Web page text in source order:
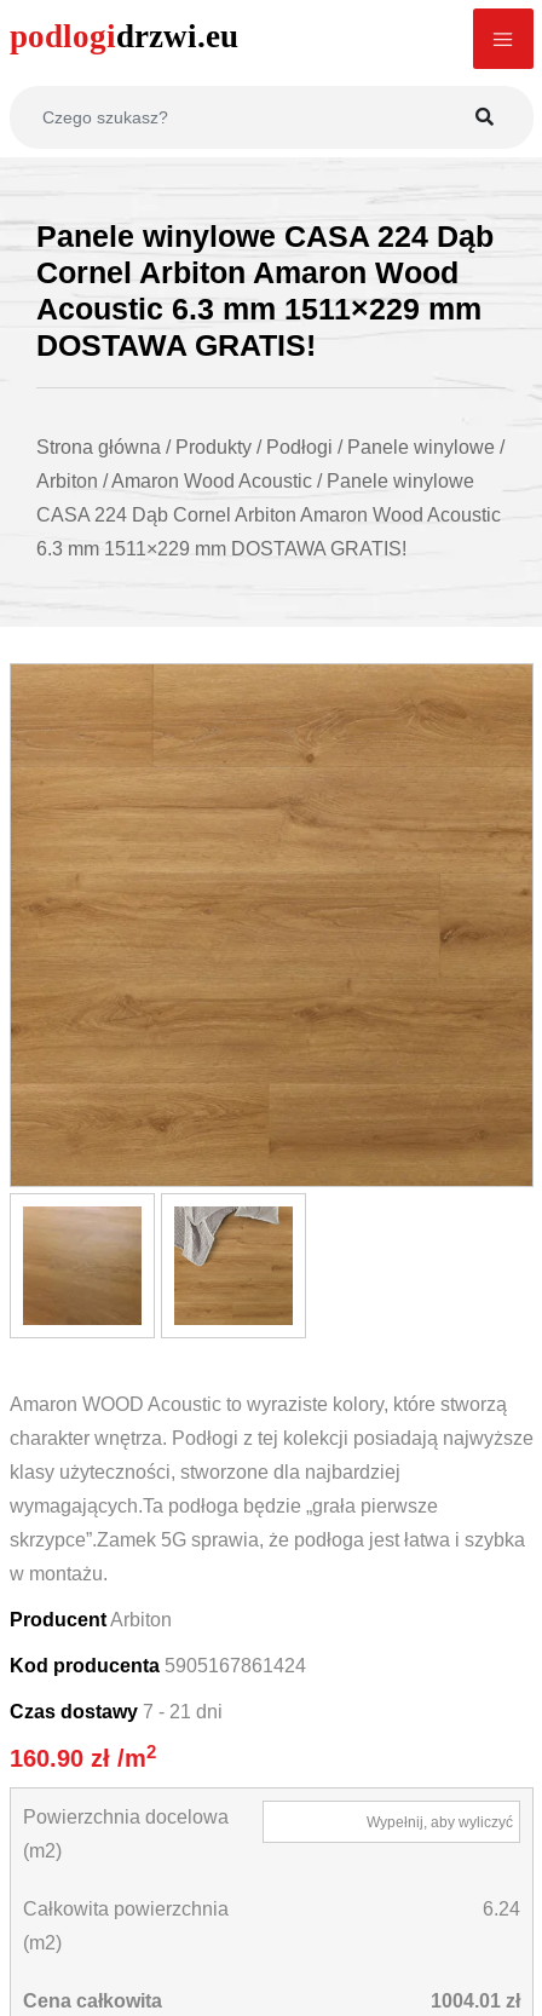
Panele winylowe CASA 224 Dąb
Cornel Arbiton Amaron Wood
Acoustic 6.3 mm 1511×229 mm
DOSTAWA GRATIS!
Strona główna / Produkty / Podłogi / Panele winylowe /
Arbiton /Amaron Wood Acoustic / Panele winylowe
CASA 224 Dąb Cornel Arbiton Amaron Wood Acoustic
6.3 mm 1511×229 mm DOSTAWA GRATIS!
Amaron WOOD Acoustic to wyraziste kolory, które stworzą
charakter wnętrza. Podłogi z tej kolekcji posiadają najwyższe
klasy użyteczności, stworzone dla najbardziej
wymagających.Ta podłoga będzie „grała pierwsze
skrzypce”.Zamek 5G sprawia, że podłoga jest łatwa i szybka
w montażu.
Producent Arbiton
Kod producenta 5905167861424
Czas dostawy 7 - 21 dni
160.90 zł/m2
Powierzchnia docelowa
(m2)
Wypełnij, aby wyliczyć
Całkowita powierzchnia
(m2)
6.24
Cena całkowita 1004.01 zł